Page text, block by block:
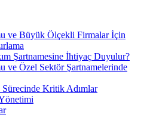
ve Büyük Ölçekli Firmalar İçin
Şartnamesine İhtiyaç Duyulur?
ve Özel Sektör Şartnamelerinde
Sürecinde Kritik Adımlar